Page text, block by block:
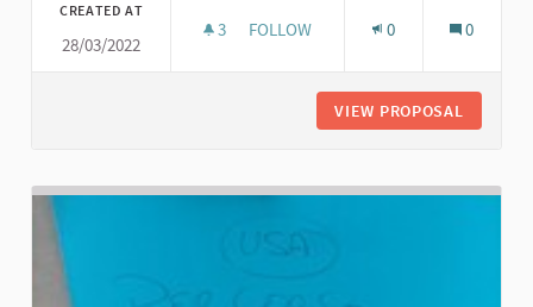
CREATED AT
28/03/2022
3 3 FOLLOWERS
FOLLOW 0 0
VIEW PROPOSAL